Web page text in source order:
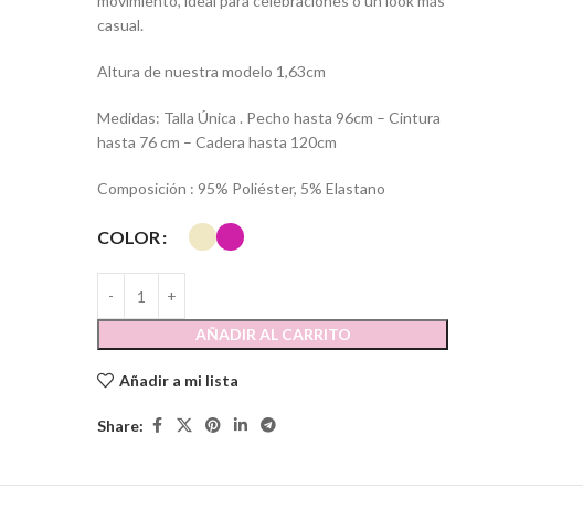
casual.
Altura de nuestra modelo 1,63cm
Medidas: Talla Única . Pecho hasta 96cm – Cintura
hasta 76 cm – Cadera hasta 120cm
Composición : 95% Poliéster, 5% Elastano
COLOR
AÑADIR AL CARRITO
Añadir a mi lista
Share: